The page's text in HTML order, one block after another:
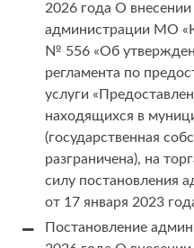
2026 года О внесении
администрации МО
№ 556 «Об
регламента по
услуги
находящихся в
(государственная
разграничена), на
силу постановления
от 17 января 2023
Постановление